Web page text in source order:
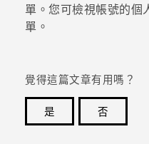
單。您可檢視帳號的個
單。
覺得這篇文章有用嗎？
是
否